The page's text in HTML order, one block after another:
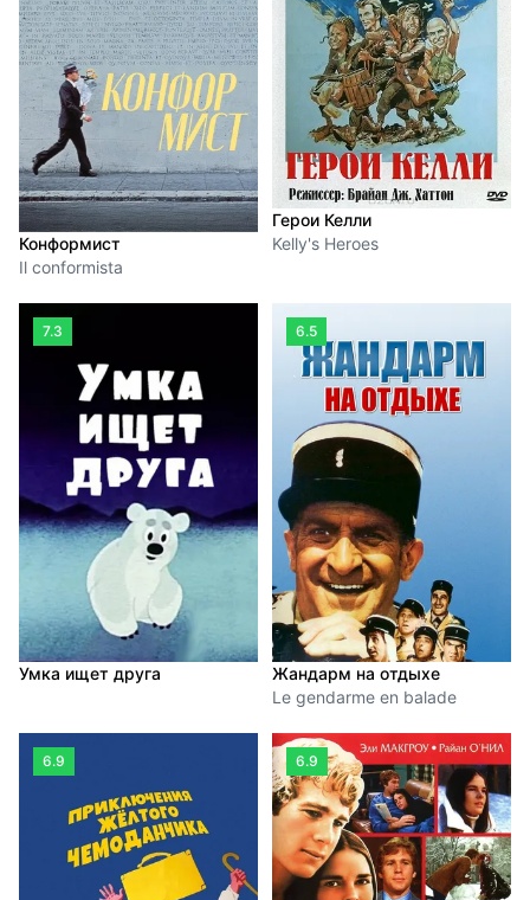
Конформист
Il conformista
Герои Келли
Kelly's Heroes
7.3
Умка ищет друга
6.5
Жандарм на отдыхе
Le gendarme en balade
6.9 6.9